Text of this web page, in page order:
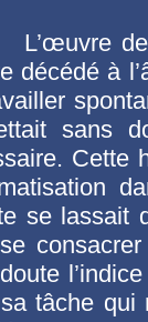
de
décédé à
sans
Cette
se lassait
tâche qui